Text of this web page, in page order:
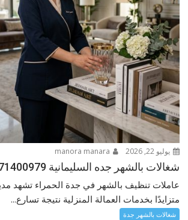
يوليو 22, 2026
شغالات بالشهر جده السليمانية 0571400979
عاملات تنظيف بالشهر في جدة الحمراء تشهد
متزايدًا بخدمات العمالة المنزلية نتيجة تسارع...
شغالات بالشهر جدة